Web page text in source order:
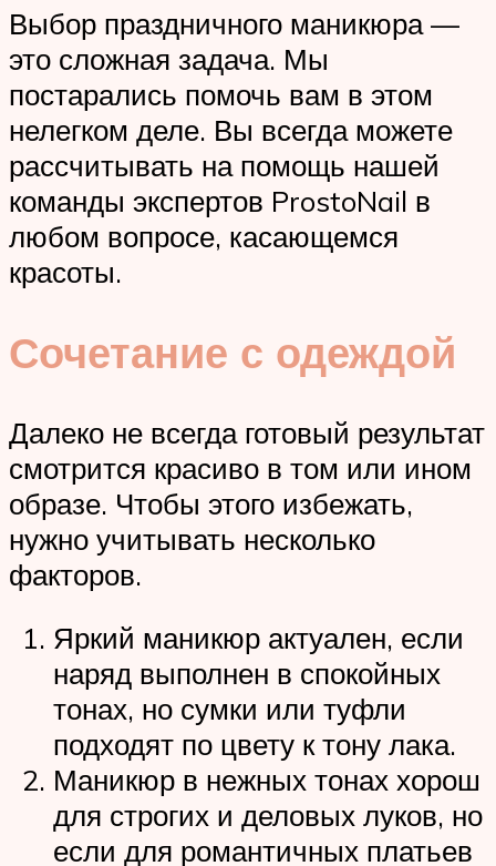
Выбор праздничного маникюра —
это сложная задача. Мы
постарались помочь вам в этом
нелегком деле. Вы всегда можете
рассчитывать на помощь нашей
команды экспертов ProstoNail в
любом вопросе, касающемся
красоты.
Сочетание с одеждой
Далеко не всегда готовый результат
смотрится красиво в том или ином
образе. Чтобы этого избежать,
нужно учитывать несколько
факторов.
Яркий маникюр актуален, если
наряд выполнен в спокойных
тонах, но сумки или туфли
подходят по цвету к тону лака.
Маникюр в нежных тонах хорош
для строгих и деловых луков, но
если для романтичных платьев